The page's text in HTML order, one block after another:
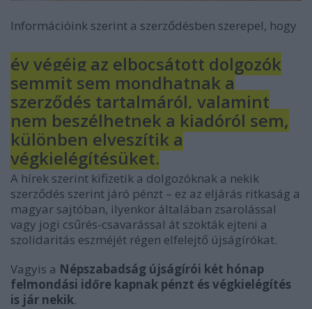
Információink szerint a szerződésben szerepel, hogy
év végéig az elbocsátott dolgozók
semmit sem mondhatnak a
szerződés tartalmáról, valamint
nem beszélhetnek a kiadóról sem,
különben elveszítik a
végkielégítésüket.
A hírek szerint kifizetik a dolgozóknak a nekik
szerződés szerint járó pénzt – ez az eljárás ritkaság a
magyar sajtóban, ilyenkor általában zsarolással
vagy jogi csűrés-csavarással át szokták ejteni a
szolidaritás eszméjét régen elfelejtő újságírókat.
Vagyis a Népszabadság újságírói két hónap
felmondási időre kapnak pénzt és végkielégítés
is jár nekik.